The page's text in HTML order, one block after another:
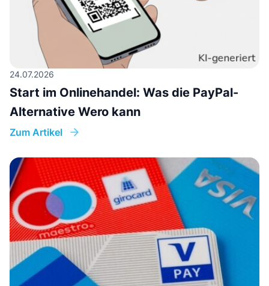
24.07.2026
Start im Onlinehandel: Was die PayPal-
Alternative Wero kann
Zum Artikel